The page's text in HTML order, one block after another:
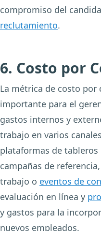
compromiso del
reclutamiento.
6. Costo por
La métrica de costo por
importante para el
gastos internos y
trabajo en varios
plataformas de
campañas de
trabajo o eventos de
evaluación en línea y
y gastos para la
nuevos empleados.